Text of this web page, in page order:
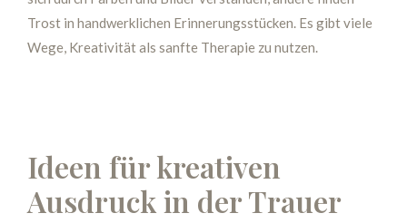
Trost in handwerklichen Erinnerungsstücken. Es gibt viele
Wege, Kreativität als sanfte Therapie zu nutzen.
Ideen für kreativen
Ausdruck in der Trauer